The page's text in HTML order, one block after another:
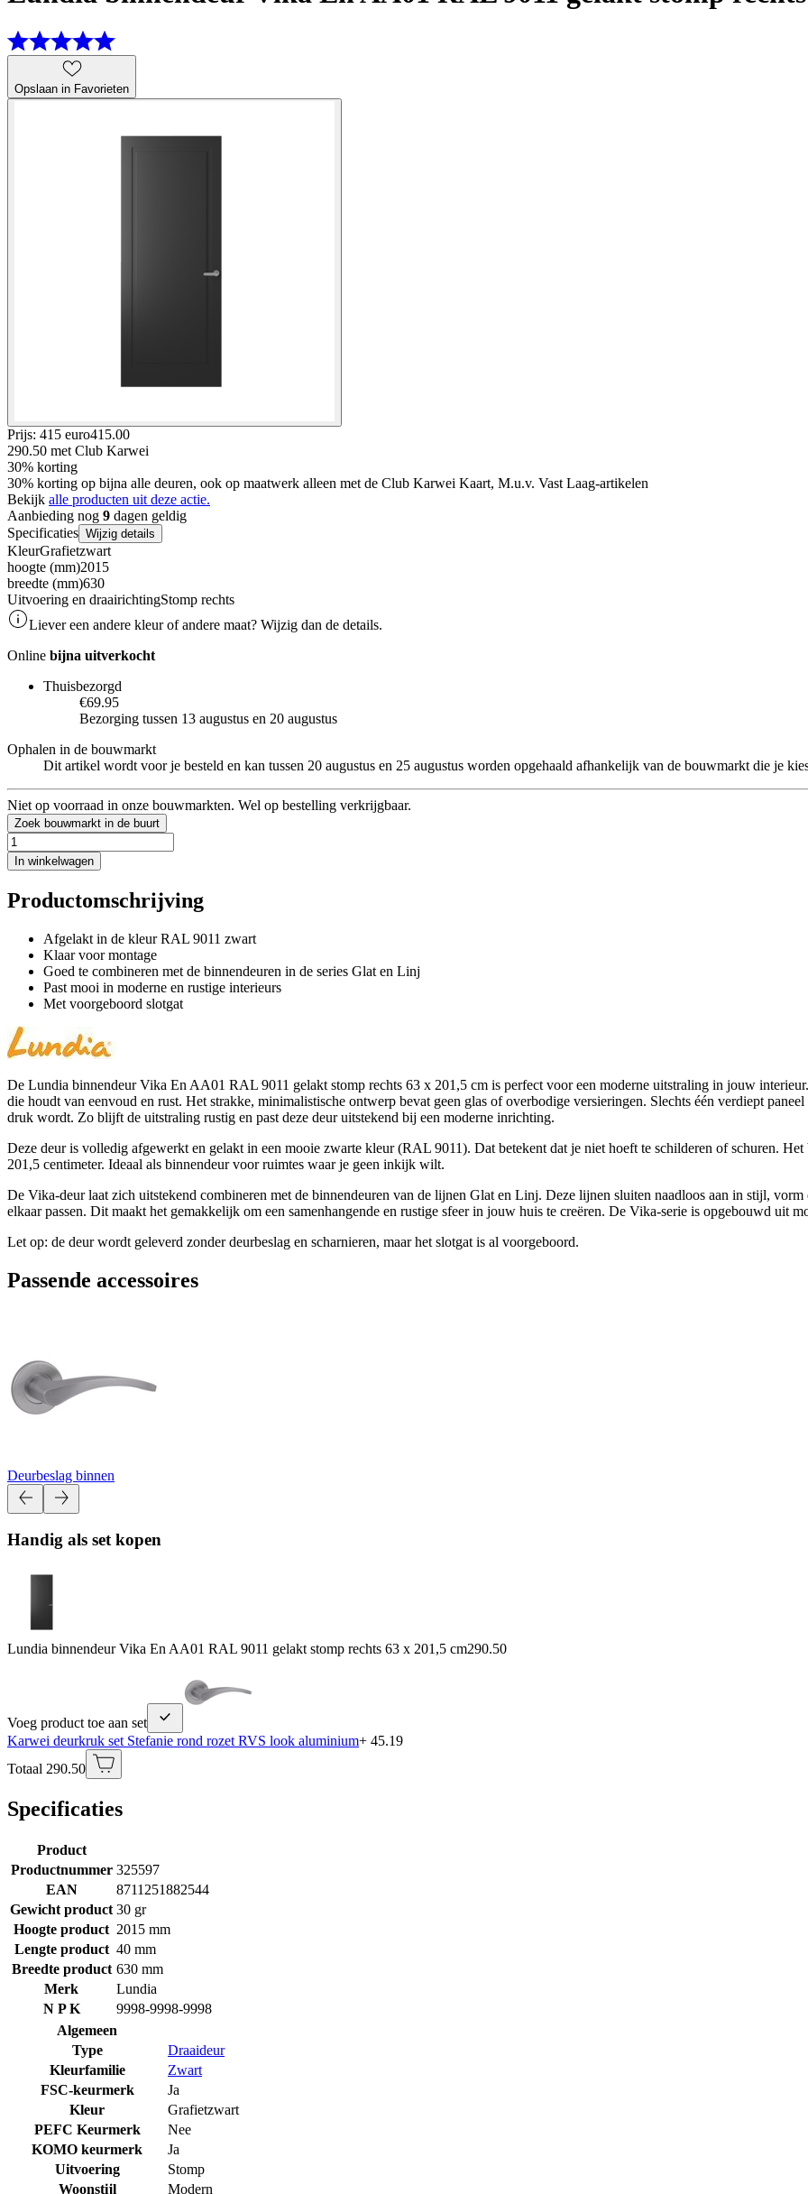
Opslaan in Favorieten
Prijs: 415 euro415.00
290.50 met Club Karwei
30% korting
30% korting op bijna alle deuren, ook op maatwerk alleen met de Club Karwei Kaart, M.u.v. Vast Laag-artikelen
Bekijk alle producten uit deze actie.
Aanbieding nog 9 dagen geldig
Specificaties Wijzig details
KleurGrafietzwart
hoogte (mm)2015
breedte (mm)630
Uitvoering en draairichtingStomp rechts
Liever een andere kleur of andere maat? Wijzig dan de details.
Online bijna uitverkocht
Thuisbezorgd
€69.95
Bezorging tussen 13 augustus en 20 augustus
Ophalen in de bouwmarkt
Dit artikel wordt voor je besteld en kan tussen 20 augustus en 25 augustus worden opgehaald afhankelijk van de bouwmarkt die je
Niet op voorraad in onze bouwmarkten. Wel op bestelling verkrijgbaar.
Zoek bouwmarkt in de buurt
In winkelwagen
Productomschrijving
Afgelakt in de kleur RAL 9011 zwart
Klaar voor montage
Goed te combineren met de binnendeuren in de series Glat en Linj
Past mooi in moderne en rustige interieurs
Met voorgeboord slotgat
De Lundia binnendeur Vika En AA01 RAL 9011 gelakt stomp rechts 63 x 201,5 cm is perfect voor een moderne uitstraling in jouw
die houdt van eenvoud en rust. Het strakke, minimalistische ontwerp bevat geen glas of overbodige versieringen. Slechts één verdiept
druk wordt. Zo blijft de uitstraling rustig en past deze deur uitstekend bij een moderne inrichting.
Deze deur is volledig afgewerkt en gelakt in een mooie zwarte kleur (RAL 9011). Dat betekent dat je niet hoeft te schilderen of schuren.
201,5 centimeter. Ideaal als binnendeur voor ruimtes waar je geen inkijk wilt.
De Vika-deur laat zich uitstekend combineren met de binnendeuren van de lijnen Glat en Linj. Deze lijnen sluiten naadloos aan in stijl,
elkaar passen. Dit maakt het gemakkelijk om een samenhangende en rustige sfeer in jouw huis te creëren. De Vika-serie is opgebouwd uit
Let op: de deur wordt geleverd zonder deurbeslag en scharnieren, maar het slotgat is al voorgeboord.
Passende accessoires
Deurbeslag binnen
Handig als set kopen
Lundia binnendeur Vika En AA01 RAL 9011 gelakt stomp rechts 63 x 201,5 cm290.50
Voeg product toe aan set
Karwei deurkruk set Stefanie rond rozet RVS look aluminium+ 45.19
Totaal 290.50
Specificaties
Product
Productnummer 325597
EAN
8711251882544
Gewicht product 30 gr
Hoogte product 2015 mm
Lengte product 40 mm
Breedte product 630 mm
Merk
Lundia
N P K
9998-9998-9998
Algemeen
Type
Draaideur
Kleurfamilie
Zwart
FSC-keurmerk
Ja
Kleur
Grafietzwart
PEFC Keurmerk
Nee
KOMO keurmerk
Ja
Uitvoering
Stomp
Woonstijl
Modern